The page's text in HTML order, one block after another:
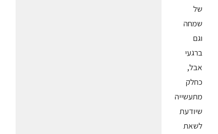
של
שמחה
וגם
ברגעי
אבל,
כחלק
מתעשייה
שיודעת
לשאת